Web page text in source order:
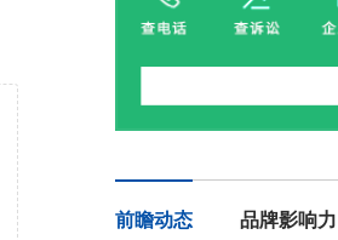
前瞻动态 品牌影响力